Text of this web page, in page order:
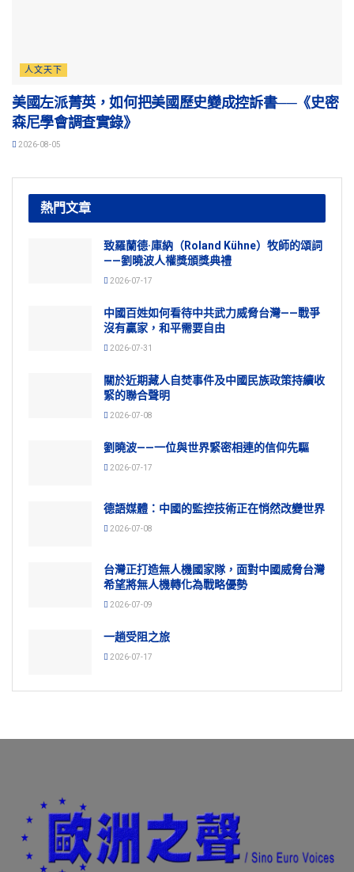
人文天下
美國左派菁英，如何把美國歷史變成控訴書──《史密
森尼學會調查實錄》
2026-08-05
熱門文章
致羅蘭德·庫納（Roland Kühne）牧師的頌詞
——劉曉波人權獎頒獎典禮
2026-07-17
中國百姓如何看待中共武力威脅台灣——戰爭
沒有贏家，和平需要自由
2026-07-31
關於近期藏人自焚事件及中國民族政策持續收
緊的聯合聲明
2026-07-08
劉曉波——一位與世界緊密相連的信仰先驅
2026-07-17
德語媒體：中國的監控技術正在悄然改變世界
2026-07-08
台灣正打造無人機國家隊，面對中國威脅台灣
希望將無人機轉化為戰略優勢
2026-07-09
一趟受阻之旅
2026-07-17